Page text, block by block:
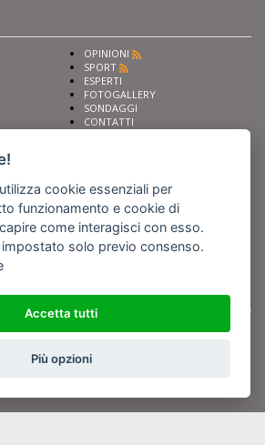
OPINIONI
SPORT
ESPERTI
FOTOGALLERY
SONDAGGI
CONTATTI
Seguici su
Netboom
commissionate da BARIREPORT s.a.s. che ne
state prodotte nell'anno 2012 e seguenti
anno di scatto riportato)
cookie essenziali per
funzionamento e cookie di
come interagisci con esso.
solo previo consenso.
Accetta tutti
Più opzioni